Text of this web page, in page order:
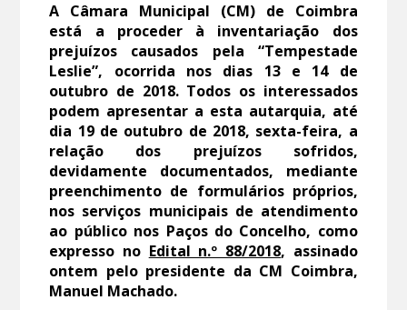
A Câmara Municipal (CM) de Coimbra
está a proceder à inventariação dos
prejuízos causados pela “Tempestade
Leslie”, ocorrida nos dias 13 e 14 de
outubro de 2018. Todos os interessados
podem apresentar a esta autarquia, até
dia 19 de outubro de 2018, sexta-feira, a
relação dos prejuízos sofridos,
devidamente documentados, mediante
preenchimento de formulários próprios,
nos serviços municipais de atendimento
ao público nos Paços do Concelho, como
expresso no Edital n.º 88/2018, assinado
ontem pelo presidente da CM Coimbra,
Manuel Machado.